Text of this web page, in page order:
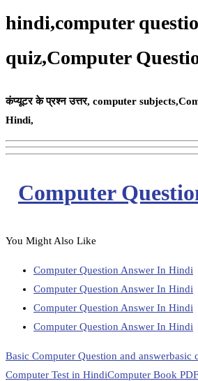
hindi,computer
quiz,Computer
कंप्यूटर के प्रश्न उत्तर, computer
Hindi,
Computer
You Might Also Like
Computer Question Answer In Hindi
Computer Question Answer In Hindi
Computer Question Answer In Hindi
Computer Question Answer In Hindi
Basic Computer Question and answerbasic
Computer Test in HindiComputer Book